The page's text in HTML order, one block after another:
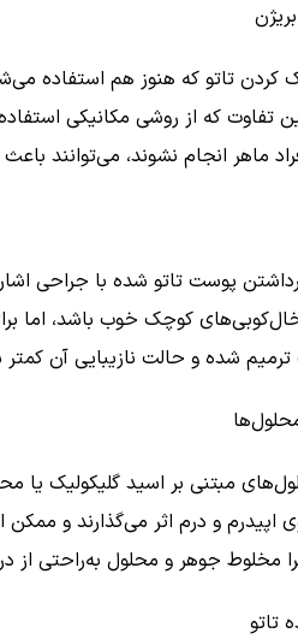
تاتو که هنوز هم استفاده
تفاوت که از روشی مکانیکی
ماهر انجام نشوند، می‌توانند
پوست تاتو شده با جراحی
کوچک خوب باشد، اما
شده و حالت نازیبایی آن
مبتنی بر اسید گلیکولیک یا
اپیدرم و درم اثر می‌گذارند و
مخلوط جوهر و محلول به‌راحتی از